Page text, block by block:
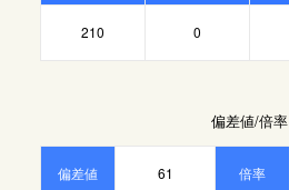
210 0
偏差値/倍率
偏差値 61 倍率